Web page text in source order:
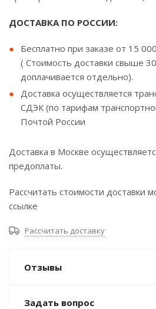
ДОСТАВКА ПО РОССИИ:
Бесплатно при заказе от 15
( Стоимость доставки свыше
доплачивается отдельно).
Доставка осуществляется
СДЭК (по тарифам
Почтой России
Доставка в Москве
предоплаты.
Рассчитать стоимости доставки
ссылке
Рассчитать доставку
Отзывы
Задать вопрос